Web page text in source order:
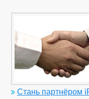
Стань партнёром